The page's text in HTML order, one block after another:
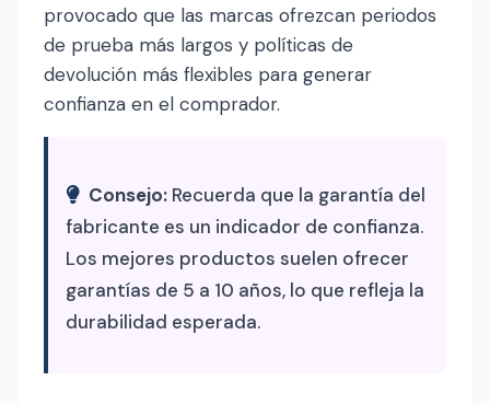
provocado que las marcas ofrezcan periodos
de prueba más largos y políticas de
devolución más flexibles para generar
confianza en el comprador.
Consejo: Recuerda que la garantía del
fabricante es un indicador de confianza.
Los mejores productos suelen ofrecer
garantías de 5 a 10 años, lo que refleja la
durabilidad esperada.